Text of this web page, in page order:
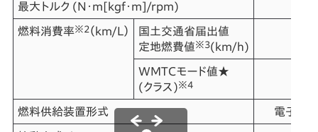
最大トルク (N･m[kgf･m]/rpm)
燃料消費率※2（km/L）
国土交通省届出値
定地燃費値※3(km/h)
WMTCモード値★
(クラス)※4
燃料供給装置形式 電子式